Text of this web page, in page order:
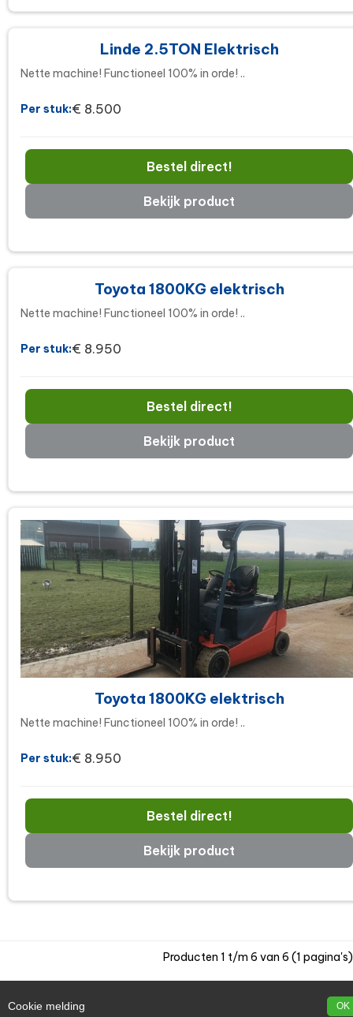
Linde 2.5TON Elektrisch
Nette machine! Functioneel 100% in orde! ..
Per stuk:€ 8.500
Bestel direct!
Bekijk product
Toyota 1800KG elektrisch
Nette machine! Functioneel 100% in orde! ..
Per stuk:€ 8.950
Bestel direct!
Bekijk product
Toyota 1800KG elektrisch
Nette machine! Functioneel 100% in orde! ..
Per stuk:€ 8.950
Bestel direct!
Bekijk product
Producten 1 t/m 6 van 6 (1 pagina's)
OK
Cookie melding